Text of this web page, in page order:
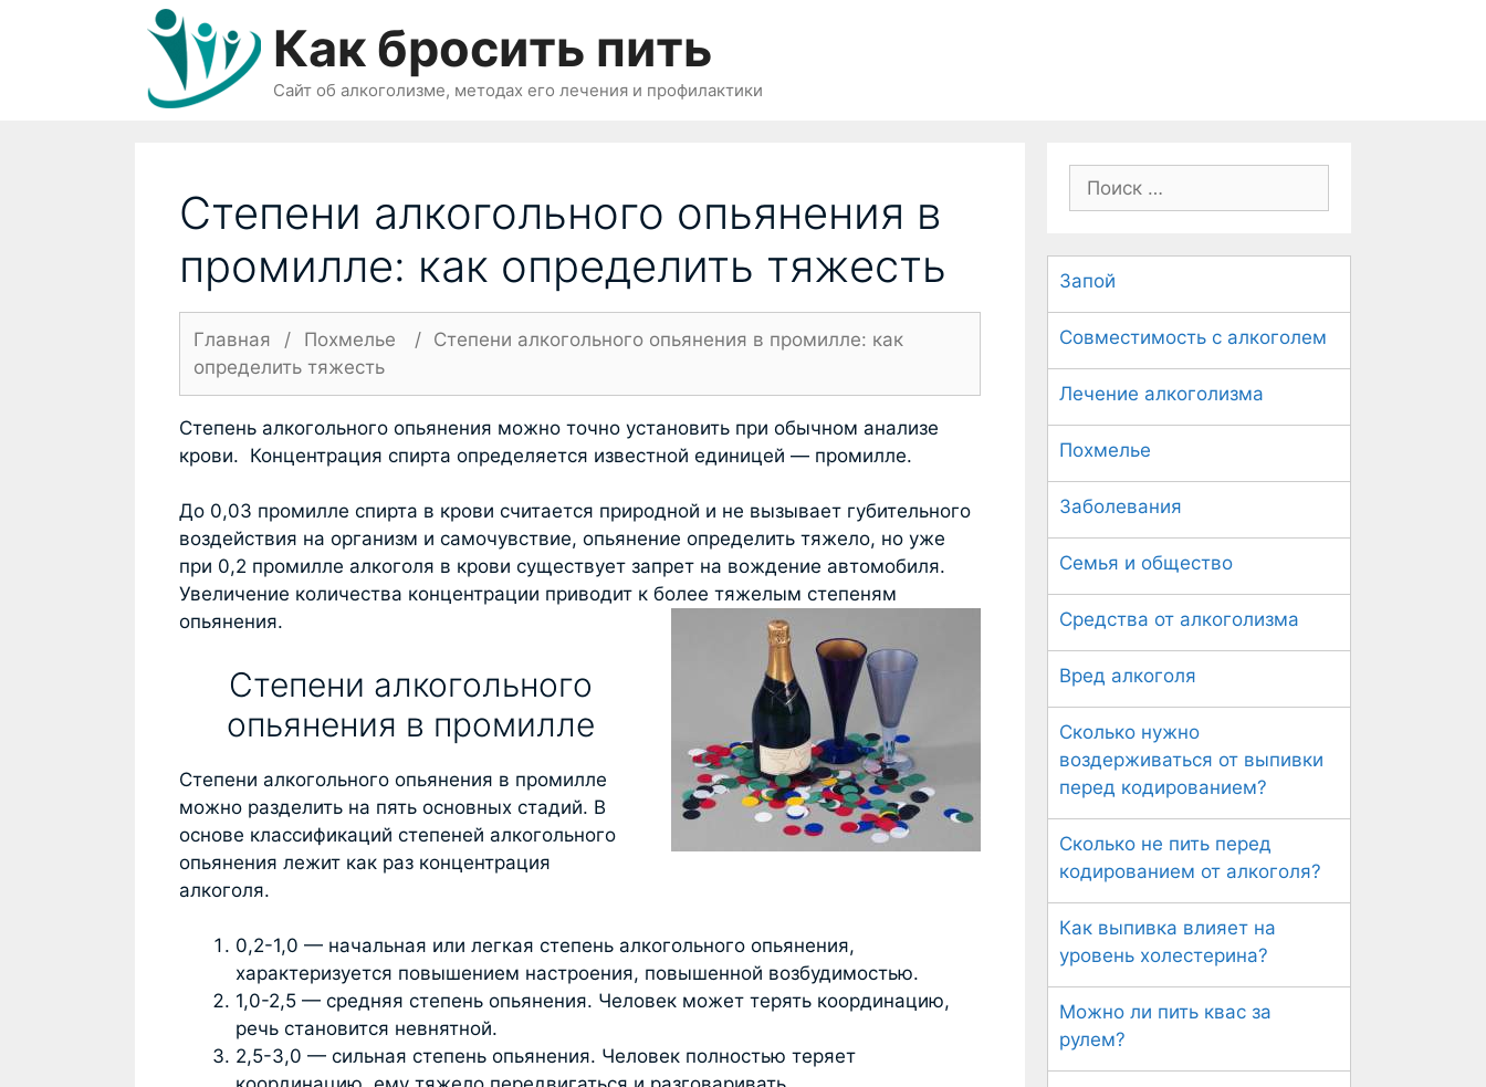
Как бросить пить
Сайт об алкоголизме, методах его лечения и профилактики
Степени алкогольного опьянения в
промилле: как определить тяжесть
Главная / Похмелье /
Степени алкогольного опьянения в промилле: как
определить тяжесть
Степень алкогольного опьянения можно точно установить при обычном анализе
крови. Концентрация спирта определяется известной единицей — промилле.
До 0,03 промилле спирта в крови считается природной и не вызывает губительного
воздействия на организм и самочувствие, опьянение определить тяжело, но уже
при 0,2 промилле алкоголя в крови существует запрет на вождение автомобиля.
Увеличение количества концентрации приводит к более тяжелым степеням
опьянения.
Степени алкогольного
опьянения в промилле
Степени алкогольного опьянения в промилле
можно разделить на пять основных стадий. В
основе классификаций степеней алкогольного
опьянения лежит как раз концентрация
алкоголя.
0,2-1,0 — начальная или легкая степень алкогольного опьянения,
характеризуется повышением настроения, повышенной возбудимостью.
1,0-2,5 — средняя степень опьянения. Человек может терять координацию,
речь становится невнятной.
2,5-3,0 — сильная степень опьянения. Человек полностью теряет
о
с
к
:
Запой
Совместимость с алкоголем
Лечение алкоголизма
Похмелье
Заболевания
Семья и общество
Средства от алкоголизма
Вред алкоголя
Сколько нужно
воздерживаться от выпивки
перед кодированием?
Сколько не пить перед
кодированием от алкоголя?
Как выпивка влияет на
уровень холестерина?
Можно ли пить квас за
рулем?